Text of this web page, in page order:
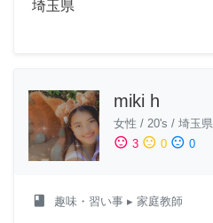
埼玉県
miki h
女性 / 20's / 埼玉県
sentiment_satisfied 3 sentiment_neutral 0 sentiment_dissatisfied 0
class 趣味・習い事 ▸ 家庭教師